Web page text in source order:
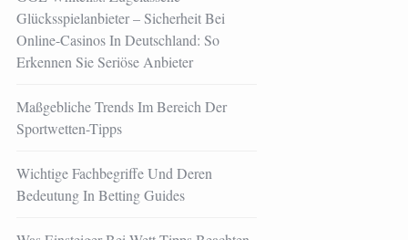
Glücksspielanbieter – Sicherheit Bei
Online-Casinos In Deutschland: So
Erkennen Sie Seriöse Anbieter
Maßgebliche Trends Im Bereich Der
Sportwetten-Tipps
Wichtige Fachbegriffe Und Deren
Bedeutung In Betting Guides